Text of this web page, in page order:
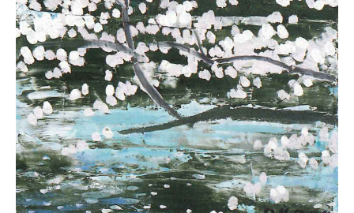
Art works 作品一覧
Catalog カタログ
Schedule スケジュール
About 会社案内